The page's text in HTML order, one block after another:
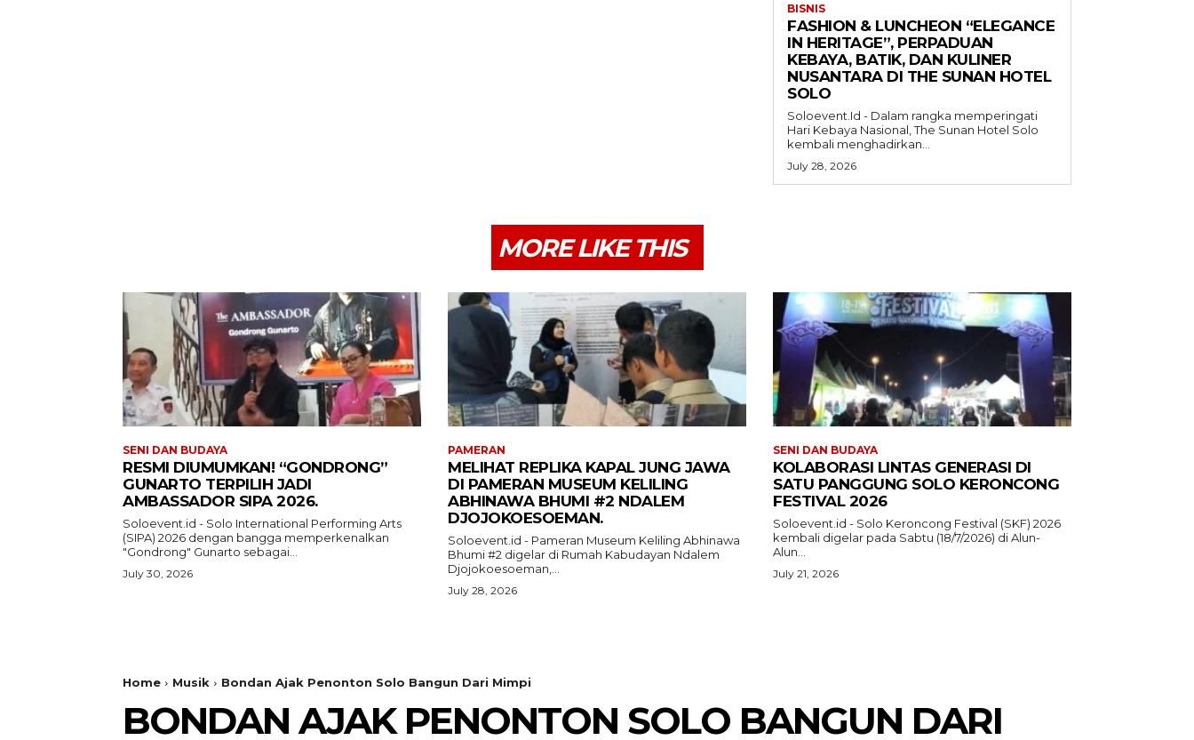
BISNIS
FASHION & LUNCHEON “ELEGANCE
IN HERITAGE”, PERPADUAN
KEBAYA, BATIK, DAN KULINER
NUSANTARA DI THE SUNAN HOTEL
SOLO
Soloevent.Id - Dalam rangka memperingati
Hari Kebaya Nasional, The Sunan Hotel Solo
kembali menghadirkan...
July 28, 2026
MORE LIKE THIS
SENI DAN BUDAYA
RESMI DIUMUMKAN! “GONDRONG”
GUNARTO TERPILIH JADI
AMBASSADOR SIPA 2026.
Soloevent.id - Solo International Performing Arts
(SIPA) 2026 dengan bangga memperkenalkan
"Gondrong" Gunarto sebagai...
July 30, 2026
PAMERAN
MELIHAT REPLIKA KAPAL JUNG JAWA
DI PAMERAN MUSEUM KELILING
ABHINAWA BHUMI #2 NDALEM
DJOJOKOESOEMAN.
Soloevent.id - Pameran Museum Keliling Abhinawa
Bhumi #2 digelar di Rumah Kabudayan Ndalem
Djojokoesoeman,...
July 28, 2026
SENI DAN BUDAYA
KOLABORASI LINTAS GENERASI DI
SATU PANGGUNG SOLO KERONCONG
FESTIVAL 2026
Soloevent.id - Solo Keroncong Festival (SKF) 2026
kembali digelar pada Sabtu (18/7/2026) di Alun-
Alun...
July 21, 2026